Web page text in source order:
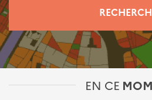
EN CE